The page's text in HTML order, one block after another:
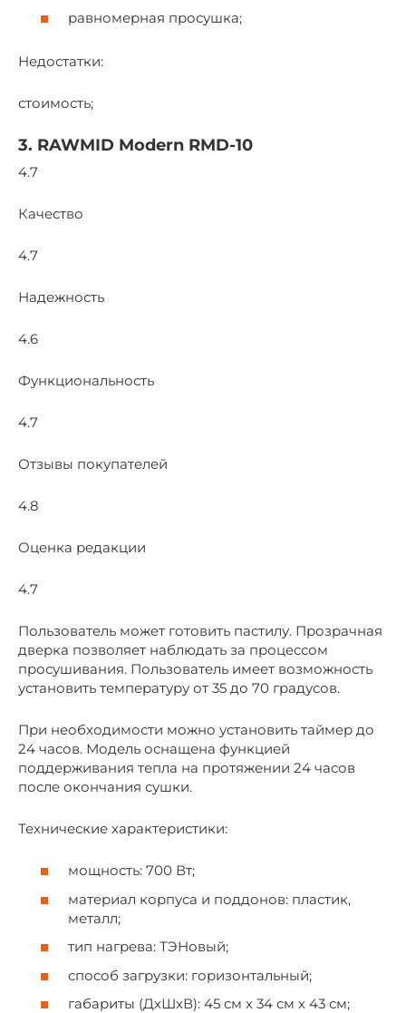
равномерная просушка;
Недостатки:
стоимость;
3. RAWMID Modern RMD-10
4.7
Качество
4.7
Надежность
4.6
Функциональность
4.7
Отзывы покупателей
4.8
Оценка редакции
4.7
Пользователь может готовить пастилу. Прозрачная
дверка позволяет наблюдать за процессом
просушивания. Пользователь имеет возможность
установить температуру от 35 до 70 градусов.
При необходимости можно установить таймер до
24 часов. Модель оснащена функцией
поддерживания тепла на протяжении 24 часов
после окончания сушки.
Технические характеристики:
мощность: 700 Вт;
материал корпуса и поддонов: пластик,
металл;
тип нагрева: ТЭНовый;
способ загрузки: горизонтальный;
габариты (ДхШхВ): 45 см х 34 см х 43 см;